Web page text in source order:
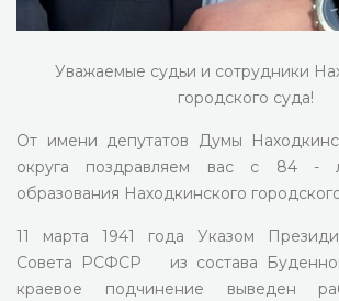
Уважаемые судьи и сотрудники
городского суда!
От имени депутатов Думы
округа поздравляем вас с 84 -
образования Находкинского
11 марта 1941 года Указом
Совета РСФСР из состава
краевое подчинение выведен